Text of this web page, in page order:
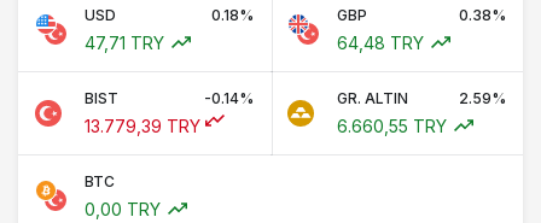
USD 0.18%
47,71 TRY
GBP 0.38%
64,48 TRY
BIST -0.14%
13.779,39 TRY
GR. ALTIN 2.59%
6.660,55 TRY
BTC
0,00 TRY